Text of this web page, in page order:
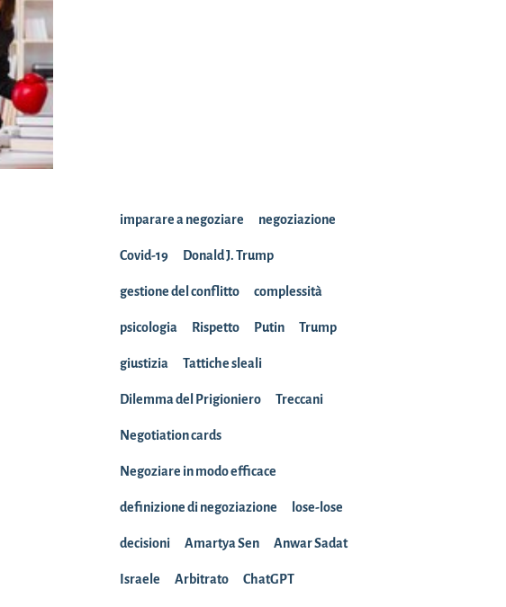
imparare a negoziare negoziazione
Covid-19 Donald J. Trump
gestione del conflitto complessità
psicologia Rispetto Putin Trump
giustizia Tattiche sleali
Dilemma del Prigioniero Treccani
Negotiation cards
Negoziare in modo efficace
definizione di negoziazione lose-lose
decisioni Amartya Sen Anwar Sadat
Israele Arbitrato ChatGPT